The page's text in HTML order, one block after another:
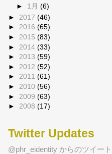
► 1月(6)
► 2017 (46)
► 2016 (65)
► 2015 (83)
► 2014 (33)
► 2013 (59)
► 2012 (52)
► 2011 (61)
► 2010 (56)
► 2009 (63)
► 2008 (17)
Twitter Updates
@phr_eidentity からのツイート